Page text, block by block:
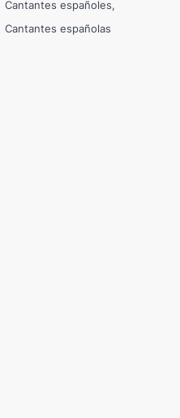
Cantantes españoles
Cantantes españolas